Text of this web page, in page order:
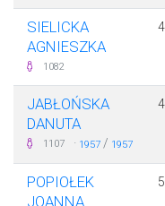
SIELICKA
AGNIESZKA
1082
JABŁOŃSKA
DANUTA
1107 · 1957 / 1957
POPIOŁEK
JOANNA